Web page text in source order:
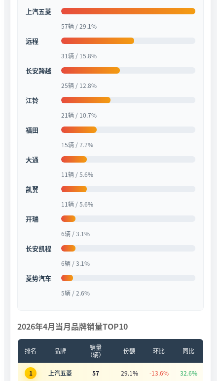
上汽五菱
57辆 / 29.1%
远程
31辆 / 15.8%
长安跨越
25辆 / 12.8%
江铃
21辆 / 10.7%
福田
15辆 / 7.7%
大通
11辆 / 5.6%
凯翼
11辆 / 5.6%
开瑞
6辆 / 3.1%
长安凯程
6辆 / 3.1%
菱势汽车
5辆 / 2.6%
2026年4月当月品牌销量TOP10
排名 品牌
销量
（辆）
份额 环比 同比
1 上汽五菱 57 29.1% -13.6% 32.6%